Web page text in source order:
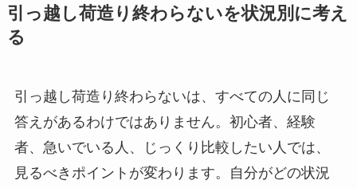
引っ越し荷造り終わらないを状況別に考え
る
引っ越し荷造り終わらないは、すべての人に同じ
答えがあるわけではありません。初心者、経験
者、急いでいる人、じっくり比較したい人では、
見るべきポイントが変わります。自分がどの状況